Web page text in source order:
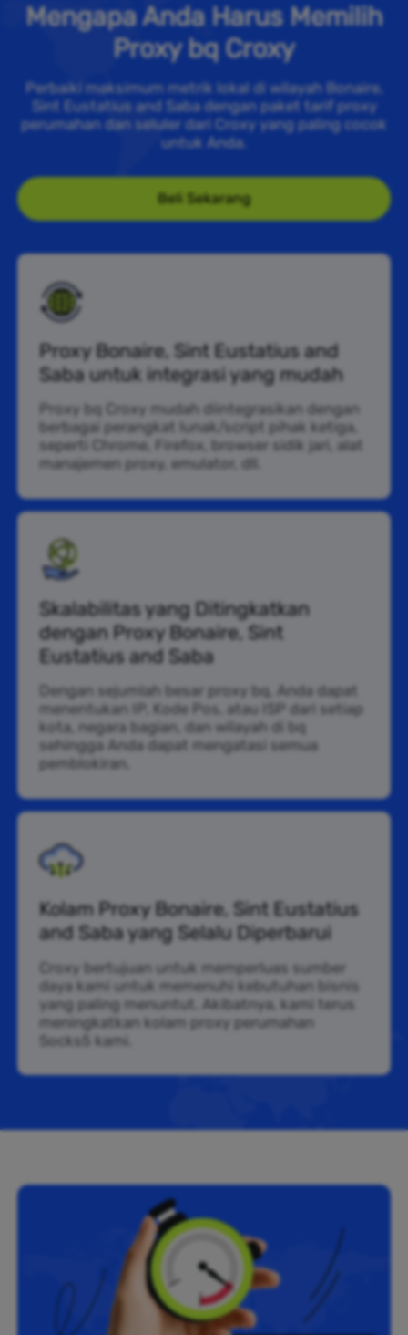
Mengapa Anda Harus Memilih
Proxy bq Croxy
Perbaiki maksimum metrik lokal di wilayah Bonaire,
Sint Eustatius and Saba dengan paket tarif proxy
perumahan dan seluler dari Croxy yang paling cocok
untuk Anda.
Beli Sekarang
Proxy Bonaire, Sint Eustatius and
Saba untuk integrasi yang mudah
Proxy bq Croxy mudah diintegrasikan dengan
berbagai perangkat lunak/script pihak ketiga,
seperti Chrome, Firefox, browser sidik jari, alat
manajemen proxy, emulator, dll.
Skalabilitas yang Ditingkatkan
dengan Proxy Bonaire, Sint
Eustatius and Saba
Dengan sejumlah besar proxy bq, Anda dapat
menentukan IP, Kode Pos, atau ISP dari setiap
kota, negara bagian, dan wilayah di bq
sehingga Anda dapat mengatasi semua
pemblokiran.
Kolam Proxy Bonaire, Sint Eustatius
and Saba yang Selalu Diperbarui
Croxy bertujuan untuk memperluas sumber
daya kami untuk memenuhi kebutuhan bisnis
yang paling menuntut. Akibatnya, kami terus
meningkatkan kolam proxy perumahan
Socks5 kami.